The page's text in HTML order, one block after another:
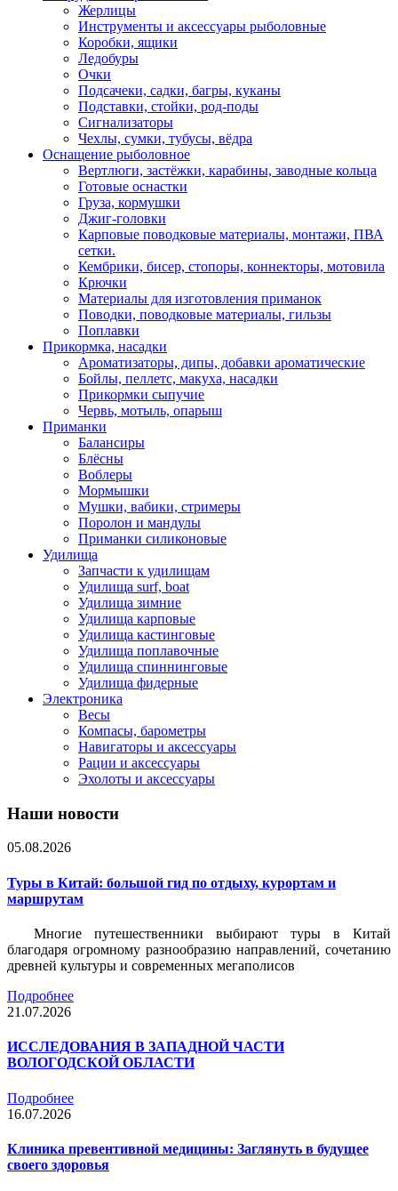
Жерлицы
Инструменты и аксессуары рыболовные
Коробки, ящики
Ледобуры
Очки
Подсачеки, садки, багры, куканы
Подставки, стойки, род-поды
Сигнализаторы
Чехлы, сумки, тубусы, вёдра
Оснащение рыболовное
Вертлюги, застёжки, карабины, заводные кольца
Готовые оснастки
Груза, кормушки
Джиг-головки
Карповые поводковые материалы, монтажи, ПВА
сетки.
Кембрики, бисер, стопоры, коннекторы, мотовила
Крючки
Материалы для изготовления приманок
Поводки, поводковые материалы, гильзы
Поплавки
Прикормка, насадки
Ароматизаторы, дипы, добавки ароматические
Бойлы, пеллетс, макуха, насадки
Прикормки сыпучие
Червь, мотыль, опарыш
Приманки
Балансиры
Блёсны
Воблеры
Мормышки
Мушки, вабики, стримеры
Поролон и мандулы
Приманки силиконовые
Удилища
Запчасти к удилищам
Удилища surf, boat
Удилища зимние
Удилища карповые
Удилища кастинговые
Удилища поплавочные
Удилища спиннинговые
Удилища фидерные
Электроника
Весы
Компасы, барометры
Навигаторы и аксессуары
Рации и аксессуары
Эхолоты и аксессуары
Наши новости
05.08.2026
Туры в Китай: большой гид по отдыху, курортам и
маршрутам
Многие путешественники выбирают туры в Китай
благодаря огромному разнообразию направлений, сочетанию
древней культуры и современных мегаполисов
Подробнее
21.07.2026
ИССЛЕДОВАНИЯ В ЗАПАДНОЙ ЧАСТИ
ВОЛОГОДСКОЙ ОБЛАСТИ
Подробнее
16.07.2026
Клиника превентивной медицины: Заглянуть в будущее
своего здоровья